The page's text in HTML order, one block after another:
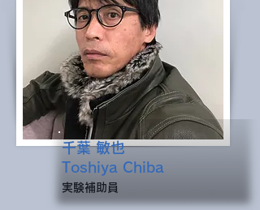
千葉 敏也
Toshiya Chiba
​実験補助員